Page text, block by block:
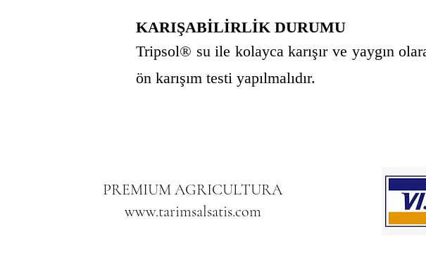
KARIŞABİLİRLİK DURUMU
Tripsol® su ile kolayca karışır ve yaygın
ön karışım testi yapılmalıdır.
PREMIUM AGRICULTURA
www.tarimsalsatis.com